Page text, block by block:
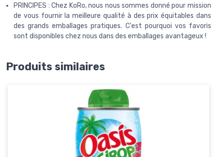
PRINCIPES : Chez KoRo, nous nous sommes donné pour mission
de vous fournir la meilleure qualité à des prix équitables dans
des grands emballages pratiques. C'est pourquoi vos favoris
sont disponibles chez nous dans des emballages avantageux !
Produits similaires